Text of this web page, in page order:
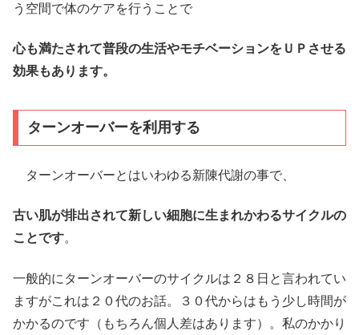
う空間で体のケアを行うことで
心も満たされて普段の生活やモチベーションをＵＰさせる
効果もあります。
ターンオーバーを利用する
ターンオーバーとはいわゆる新陳代謝の事で、
古い肌が排出されて新しい細胞に生まれかわるサイクルの
ことです。
一般的にターンオーバーのサイクルは２８日と言われてい
ますがこれは２０代のお話。３０代からはもう少し時間が
かかるのです（もちろん個人差はあります）。私のかかり